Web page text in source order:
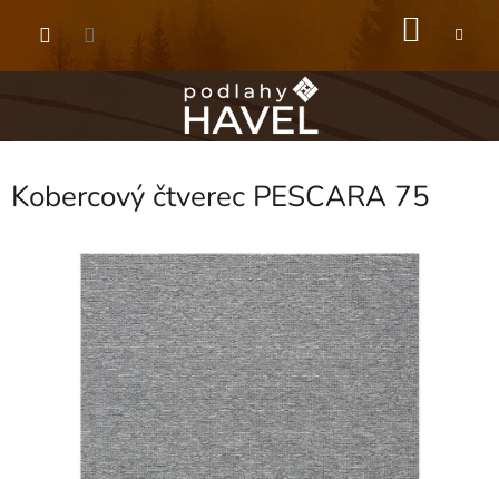
Kobercový čtverec PESCARA 75